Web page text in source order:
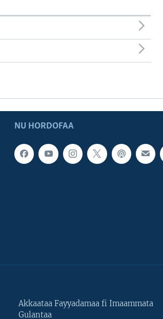
NU HORDOFAA
Akkaataa Fayyadamaa fi Imaammata
Gulantaa